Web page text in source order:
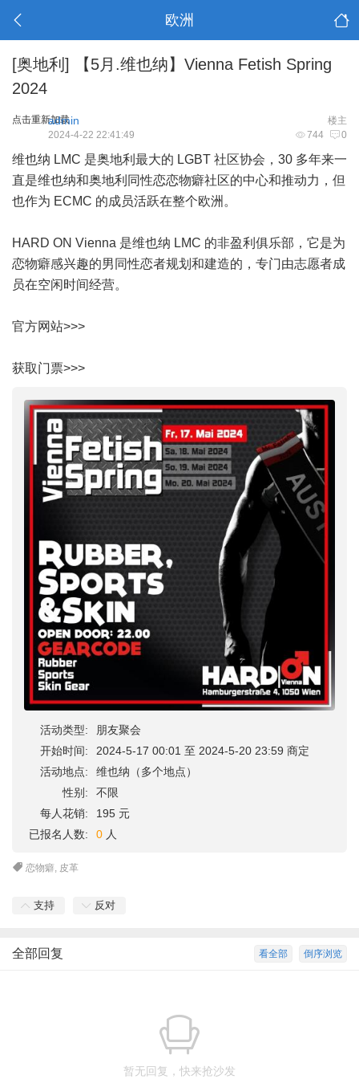
欧洲
[奥地利]
【5月.维也纳】Vienna Fetish Spring
2024
点击重新加载 楼主
admin
744 0
2024-4-22 22:41:49
维也纳 LMC 是奥地利最大的 LGBT 社区协会，30 多年来一
直是维也纳和奥地利同性恋恋物癖社区的中心和推动力，但
也作为 ECMC 的成员活跃在整个欧洲。
HARD ON Vienna 是维也纳 LMC 的非盈利俱乐部，它是为
恋物癖感兴趣的男同性恋者规划和建造的，专门由志愿者成
员在空闲时间经营。
官方网站>>>
获取门票>>>
活动类型:
朋友聚会
开始时间:
2024-5-17 00:01 至 2024-5-20 23:59 商定
活动地点:
维也纳（多个地点）
性别:
不限
每人花销:
195 元
已报名人数:
0 人
恋物癖, 皮革
支持 反对
倒序浏览
看全部
全部回复
暂无回复，快来抢沙发